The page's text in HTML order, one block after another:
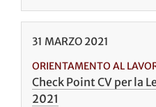
31 MARZO 2021
ORIENTAMENTO AL
Check Point CV per la
2021